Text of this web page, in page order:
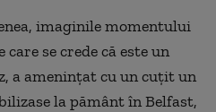
imaginile momentului
se crede că este un
a ameninţat cu un cuţit un
la pământ în Belfast,